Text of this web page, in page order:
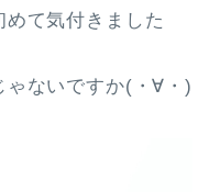
て気付きました
ないですか(・∀・)